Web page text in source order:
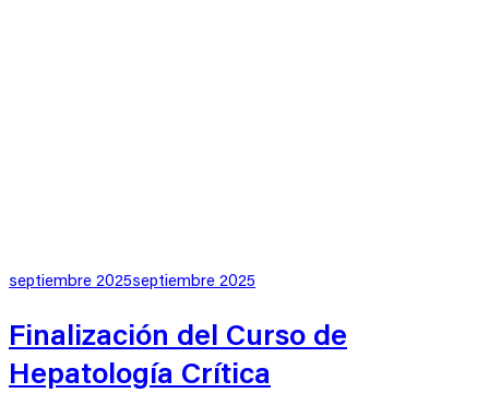
Publicado
septiembre 2025septiembre 2025
Finalización del Curso de
Hepatología Crítica